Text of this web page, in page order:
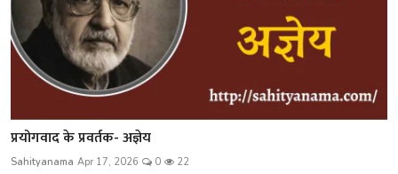
प्रयोगवाद के प्रवर्तक- अज्ञेय
Sahityanama Apr 17, 2026 0 22